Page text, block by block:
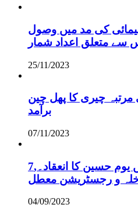
کی مد میں وصول
سے متعلق اعداد شمار
25/11/2023
چیری کا پھل چین
برآمد
07/11/2023
قراقرم یونیورسٹی میں یوم حسین کا انعقاد۔,7
و رجسٹریشن معطل
04/09/2023